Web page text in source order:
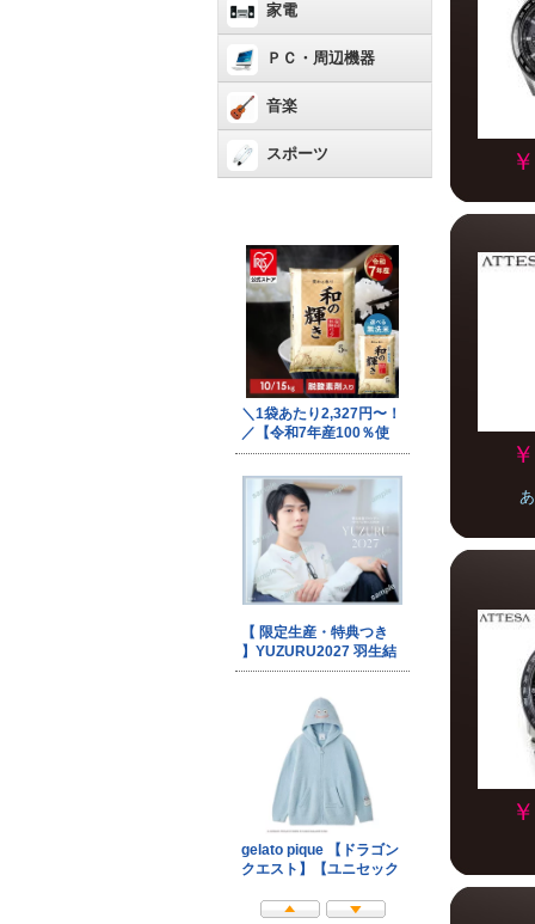
家電
ＰＣ・周辺機器
音楽
スポーツ